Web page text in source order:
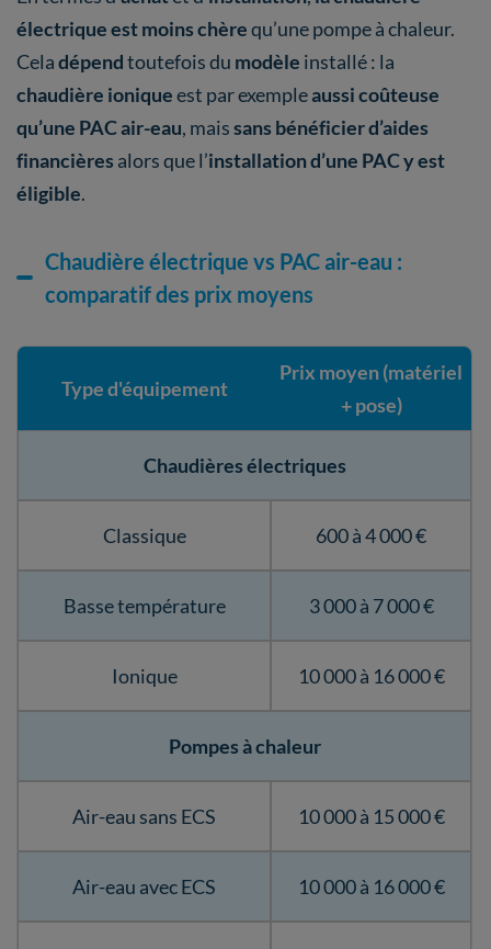
électrique est moins chèrequ’une pompe à chaleur.
Celadépendtoutefois du modèle installé : la
chaudière ioniqueest par exempleaussi coûteuse
qu’une PAC air-eau, maissans bénéficier d’aides
financières alors que l’installation d’une PAC y est
éligible.
Chaudière électrique vs PAC air-eau :
comparatif des prix moyens
Type d'équipement
Prix moyen (matériel
+ pose)
Chaudières électriques
Classique 600 à 4 000 €
Basse température 3 000 à 7 000 €
Ionique 10 000 à 16 000 €
Pompes à chaleur
Air-eau sans ECS 10 000 à 15 000 €
Air-eau avec ECS 10 000 à 16 000 €